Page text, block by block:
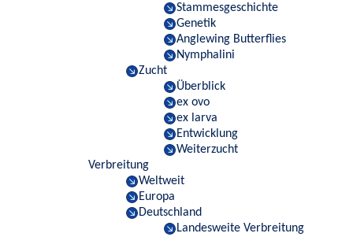
Stammesgeschichte
Genetik
Anglewing Butterflies
Nymphalini
Zucht
Überblick
ex ovo
ex larva
Entwicklung
Weiterzucht
Verbreitung
Weltweit
Europa
Deutschland
Landesweite Verbreitung